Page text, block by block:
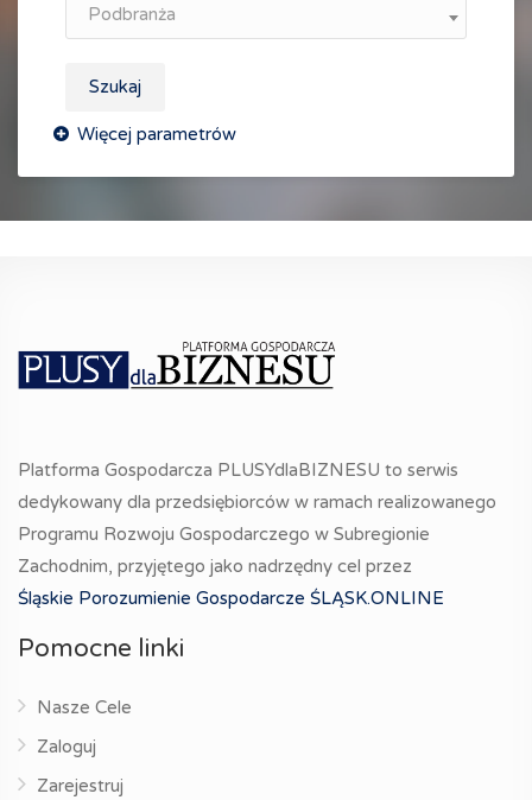
Podbranża
Szukaj
Platforma Gospodarcza PLUSYdlaBIZNESU to serwis
dedykowany dla przedsiębiorców w ramach realizowanego
Programu Rozwoju Gospodarczego w Subregionie
Zachodnim, przyjętego jako nadrzędny cel przez
Śląskie Porozumienie Gospodarcze ŚLĄSK.ONLINE
Pomocne linki
Nasze Cele
Zaloguj
Zarejestruj